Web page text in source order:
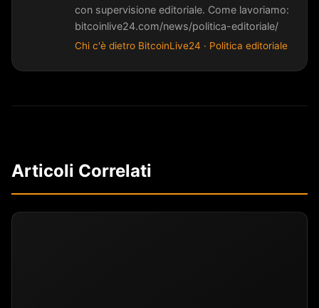
con supervisione editoriale. Come lavoriamo:
bitcoinlive24.com/news/politica-editoriale/
Chi c'è dietro BitcoinLive24 · Politica editoriale
Articoli Correlati